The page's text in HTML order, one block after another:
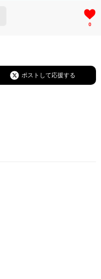
0
ポストして応援する